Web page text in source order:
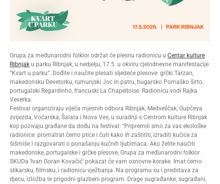
Grupa za međunarodni folklor održat će plesnu radionicu u Centar kulture
Ribnjak u parku Ribnjak, u nedjelju, 17.5. u okviru cjelodnevne manifestacije
“Kvart u parku”. Dođite i naučite plesati sljedeće plesove: grčki Tarzan,
makedonsku Devetorku, rumunjski Joc in patru, bugarsko Pomaško širto,
portugalski Regardinho, francuski La Chapelloise. Radionicu vodi Rajka
Veverka.
Festival organiziraju vijeća mjesnih odbora Ribnjak, Medveščak, Gupčeva
zvijezda, Voćarska, Šalata i Nova Ves, u suradnji s Centrom kulture Ribnjak
koji pozivaju građane da dođu na festival: “Pripremili smo za vas ekološke
radionice: promatrat ćemo ptice i čuti kako ih zaštititi, izraditi kućice za
šišmiše i razgovarati o ponašanju kućnih ljubimaca. Ako želite naučiti
makedonske, portugalske i grčke plesove, Grupa za međunarodni folklor
SKUDa ‘Ivan Goran Kovačić’ pokazat će vam osnovne korake. Imat ćemo
slikarsku, filmsku, i radionicu vježbanja. Na programu su i predstava za
djecu, izložba te prigodni glazbeni program. Drage sugrađanke, sugrađani,